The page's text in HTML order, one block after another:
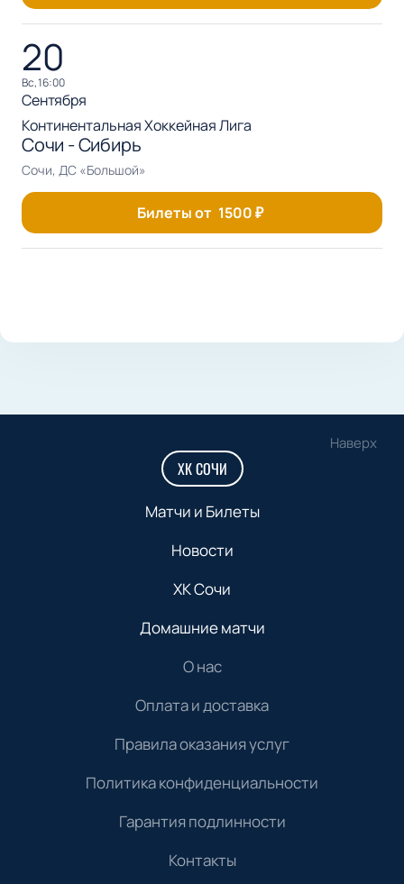
20
вс, 16:00
Сентября
Континентальная Хоккейная Лига
Сочи - Сибирь
Сочи, ДС «Большой»
Билеты от 1500₽
Наверх
ХК СОЧИ
Матчи и Билеты
Новости
ХК Сочи
Домашние матчи
О нас
Оплата и доставка
Правила оказания услуг
Политика конфиденциальности
Гарантия подлинности
Контакты